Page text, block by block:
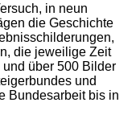
in neun
die Geschichte
die jeweilige Zeit
und über 500 Bilder
und
Bundesarbeit bis in